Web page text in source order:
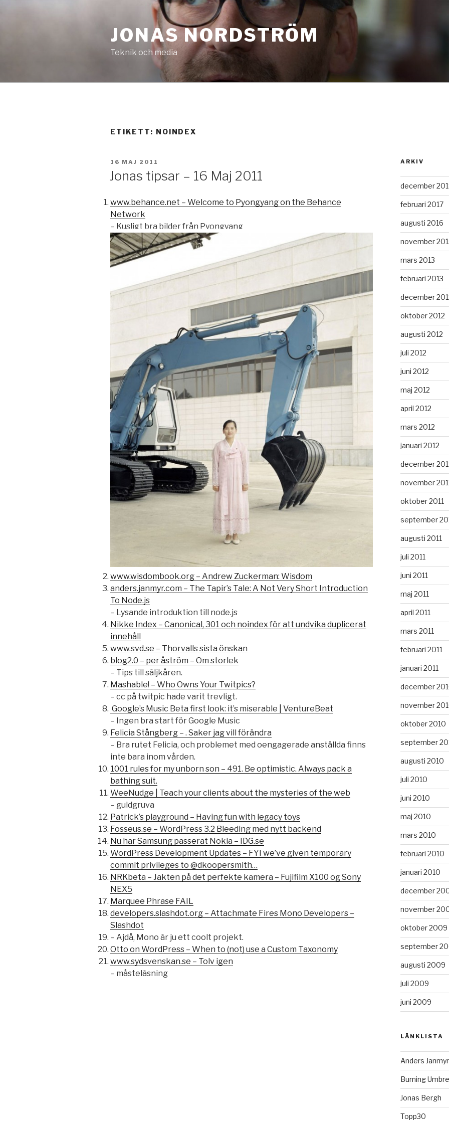
JONAS NORDSTRÖM
Teknik och media
ETIKETT: NOINDEX
PUBLICERAT
16 MAJ 2011
Jonas tipsar – 16 Maj 2011
www.behance.net – Welcome to Pyongyang on the Behance
Network
– Kusligt bra bilder från Pyongyang
www.wisdombook.org – Andrew Zuckerman: Wisdom
anders.janmyr.com – The Tapir’s Tale: A Not Very Short Introduction
To Node.js
– Lysande introduktion till node.js
Nikke Index – Canonical, 301 och noindex för att undvika duplicerat
innehåll
www.svd.se – Thorvalls sista önskan
blog2.0 – per åström – Om storlek
– Tips till säljkåren.
Mashable! – Who Owns Your Twitpics?
– cc på twitpic hade varit trevligt.
Google’s Music Beta first look: it’s miserable | VentureBeat
– Ingen bra start för Google Music
Felicia Stångberg – . Saker jag vill förändra
– Bra rutet Felicia, och problemet med oengagerade anställda finns
inte bara inom vården.
1001 rules for my unborn son – 491. Be optimistic. Always pack a
bathing suit.
WeeNudge | Teach your clients about the mysteries of the web
– guldgruva
Patrick’s playground – Having fun with legacy toys
Fosseus.se – WordPress 3.2 Bleeding med nytt backend
Nu har Samsung passerat Nokia – IDG.se
WordPress Development Updates – FYI we’ve given temporary
commit privileges to @dkoopersmith…
NRKbeta – Jakten på det perfekte kamera – Fujifilm X100 og Sony
NEX5
Marquee Phrase FAIL
developers.slashdot.org – Attachmate Fires Mono Developers –
Slashdot
– Ajdå, Mono är ju ett coolt projekt.
Otto on WordPress – When to (not) use a Custom Taxonomy
www.sydsvenskan.se – Tolv igen
– måsteläsning
ARKIV
december
februari 2017
augusti 2016
november
mars 2013
februari 2013
december
oktober 2012
augusti 2012
juli 2012
juni 2012
maj 2012
april 2012
mars 2012
januari 2012
december
november
oktober 2011
september
augusti 2011
juli 2011
juni 2011
maj 2011
april 2011
mars 2011
februari 2011
januari 2011
december
november
oktober 2010
september
augusti 2010
juli 2010
juni 2010
maj 2010
mars 2010
februari 2010
januari 2010
december
november
oktober 2009
september
augusti 2009
juli 2009
juni 2009
LÄNKLISTA
Anders Janmyr
Burning
Jonas Bergh
Topp30